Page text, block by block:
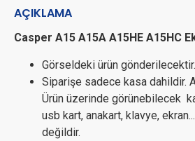
AÇIKLAMA
Casper A15 A15A A15HE A15HC
Görseldeki ürün
Siparişe sadece kasa dahildir.
Ürün üzerinde görünebilecek
usb kart, anakart, klavye,
değildir.